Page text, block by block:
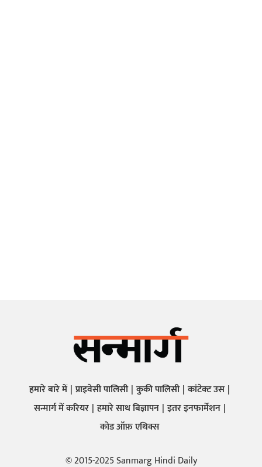
हमारे बारे में प्राइवेसी पालिसी कुकी पालिसी कांटेक्ट उस
सन्मार्ग में करियर हमारे साथ बिज्ञापन इतर इनफार्मेशन
कोड ऑफ़ एथिक्स
© 2015-2025 Sanmarg Hindi Daily